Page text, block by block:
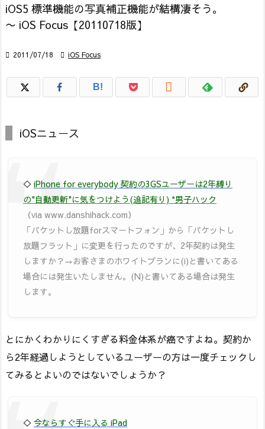
iOS5 標準機能の写真補正機能が結構凄そう。
〜 iOS Focus【20110718版】
 2011/07/18  iOS Focus
B! 
iOSニュース
◇ iPhone for everybody 契約の3GSユーザーは2年縛り
の"自動更新"に気をつけよう(追記有り) *男子ハック
（via www.danshihack.com）
「パケットし放題forスマートフォン」から「パケットし
放題フラット」に変更を行ったのですが、2年契約は発生
しますか？→お客さまのホワイトプランに(i)と書いてある
場合には発生いたしません。(N)と書いてある場合は発生
します。
とにかくわかりにくすぎる料金体系が癌ですよね。契約か
ら2年経過しようとしているユーザーの方は一度チェックし
てみるとよいのではないでしょうか？
◇ 今ならすぐ手に入る iPad